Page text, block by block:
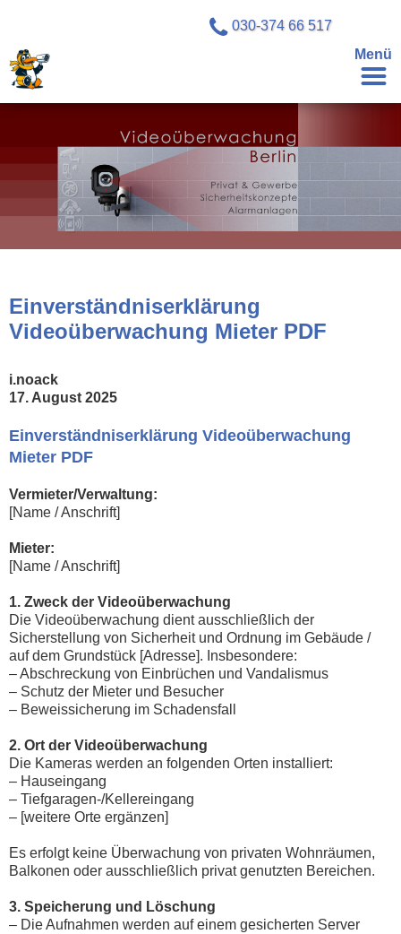
Menü
030-374 66 517
Einverständniserklärung
Videoüberwachung Mieter PDF
i.noack
17. August 2025
Einverständniserklärung Videoüberwachung
Mieter PDF
Vermieter/Verwaltung:
[Name / Anschrift]
Mieter:
[Name / Anschrift]
1. Zweck der Videoüberwachung
Die Videoüberwachung dient ausschließlich der
Sicherstellung von Sicherheit und Ordnung im Gebäude /
auf dem Grundstück [Adresse]. Insbesondere:
– Abschreckung von Einbrüchen und Vandalismus
– Schutz der Mieter und Besucher
– Beweissicherung im Schadensfall
2. Ort der Videoüberwachung
Die Kameras werden an folgenden Orten installiert:
– Hauseingang
– Tiefgaragen-/Kellereingang
– [weitere Orte ergänzen]
Es erfolgt keine Überwachung von privaten Wohnräumen,
Balkonen oder ausschließlich privat genutzten Bereichen.
3. Speicherung und Löschung
– Die Aufnahmen werden auf einem gesicherten Server